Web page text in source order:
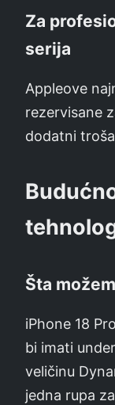
Za
serija
Appleove
rezervisane
dodatni
Šta
iPhone 18
bi imati
veličinu
jedna rupa